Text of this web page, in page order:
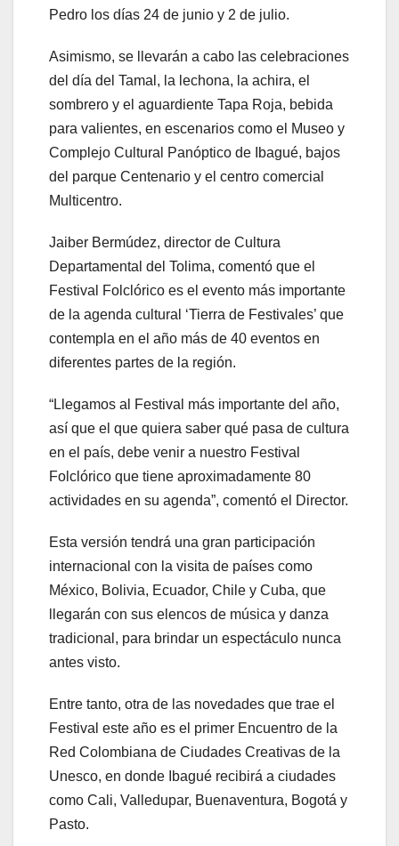
Pedro los días 24 de junio y 2 de julio.
Asimismo, se llevarán a cabo las celebraciones
del día del Tamal, la lechona, la achira, el
sombrero y el aguardiente Tapa Roja, bebida
para valientes, en escenarios como el Museo y
Complejo Cultural Panóptico de Ibagué, bajos
del parque Centenario y el centro comercial
Multicentro.
Jaiber Bermúdez, director de Cultura
Departamental del Tolima, comentó que el
Festival Folclórico es el evento más importante
de la agenda cultural ‘Tierra de Festivales’ que
contempla en el año más de 40 eventos en
diferentes partes de la región.
“Llegamos al Festival más importante del año,
así que el que quiera saber qué pasa de cultura
en el país, debe venir a nuestro Festival
Folclórico que tiene aproximadamente 80
actividades en su agenda”, comentó el Director.
Esta versión tendrá una gran participación
internacional con la visita de países como
México, Bolivia, Ecuador, Chile y Cuba, que
llegarán con sus elencos de música y danza
tradicional, para brindar un espectáculo nunca
antes visto.
Entre tanto, otra de las novedades que trae el
Festival este año es el primer Encuentro de la
Red Colombiana de Ciudades Creativas de la
Unesco, en donde Ibagué recibirá a ciudades
como Cali, Valledupar, Buenaventura, Bogotá y
Pasto.